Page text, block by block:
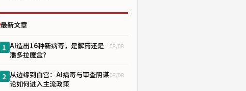
最新文章
1 AI造出16种新病毒，是解药还是
潘多拉魔盒？
08/08
2 从边缘到白宫：AI病毒与审查阴谋
论如何进入主流政策
08/08